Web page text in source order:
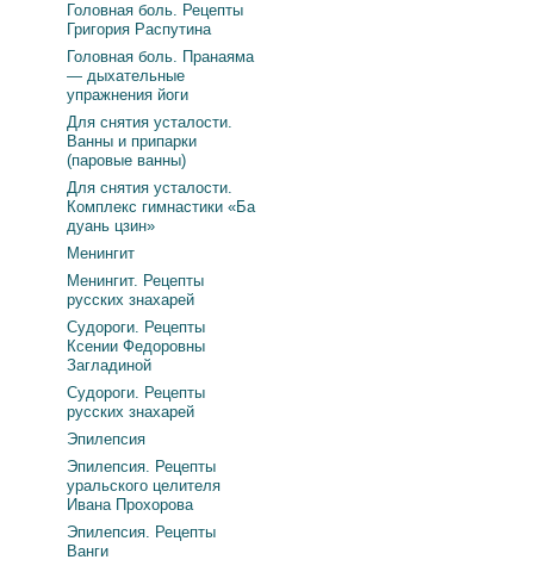
Головная боль. Рецепты
Григория Распутина
Головная боль. Пранаяма
— дыхательные
упражнения йоги
Для снятия усталости.
Ванны и припарки
(паровые ванны)
Для снятия усталости.
Комплекс гимнастики «Ба
дуань цзин»
Менингит
Менингит. Рецепты
русских знахарей
Судороги. Рецепты
Ксении Федоровны
Загладиной
Судороги. Рецепты
русских знахарей
Эпилепсия
Эпилепсия. Рецепты
уральского целителя
Ивана Прохорова
Эпилепсия. Рецепты
Ванги